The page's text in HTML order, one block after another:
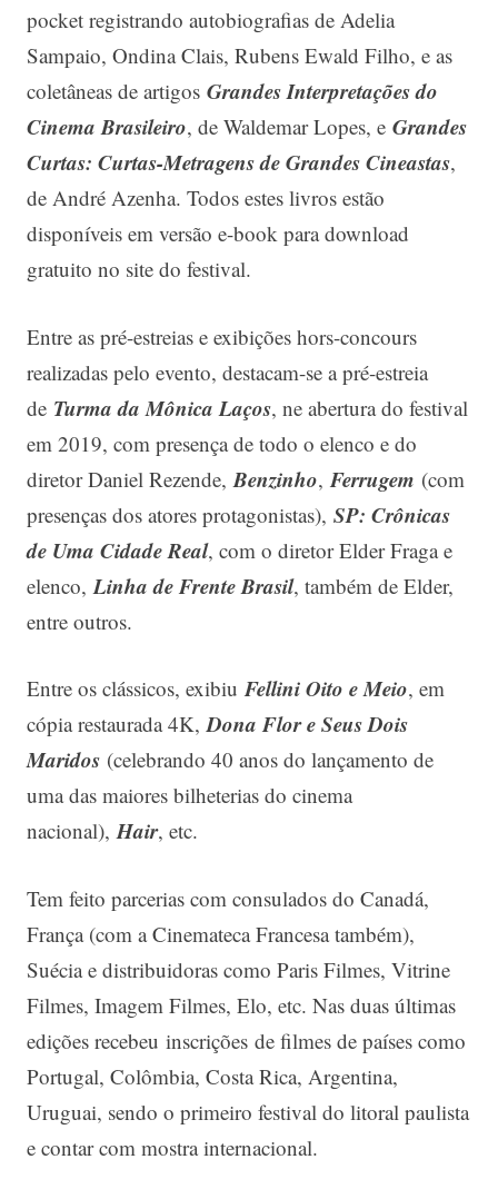
pocket registrando autobiografias de Adelia
Sampaio, Ondina Clais, Rubens Ewald Filho, e as
coletâneas de artigos Grandes Interpretações do
Cinema Brasileiro, de Waldemar Lopes, e Grandes
Curtas: Curtas-Metragens de Grandes Cineastas,
de André Azenha. Todos estes livros estão
disponíveis em versão e-book para download
gratuito no site do festival.
Entre as pré-estreias e exibições hors-concours
realizadas pelo evento, destacam-se a pré-estreia
de Turma da Mônica Laços, ne abertura do festival
em 2019, com presença de todo o elenco e do
diretor Daniel Rezende, Benzinho, Ferrugem (com
presenças dos atores protagonistas), SP: Crônicas
de Uma Cidade Real, com o diretor Elder Fraga e
elenco, Linha de Frente Brasil, também de Elder,
entre outros.
Entre os clássicos, exibiuFellini Oito e Meio, em
cópia restaurada 4K,Dona Flor e Seus Dois
Maridos (celebrando 40 anos do lançamento de
uma das maiores bilheterias do cinema
nacional),Hair, etc.
Tem feito parcerias com consulados do Canadá,
França (com a Cinemateca Francesa também),
Suécia e distribuidoras como Paris Filmes, Vitrine
Filmes, Imagem Filmes, Elo, etc. Nas duas últimas
edições recebeu inscrições de filmes de países como
Portugal, Colômbia, Costa Rica, Argentina,
Uruguai, sendo o primeiro festival do litoral paulista
e contar com mostra internacional.